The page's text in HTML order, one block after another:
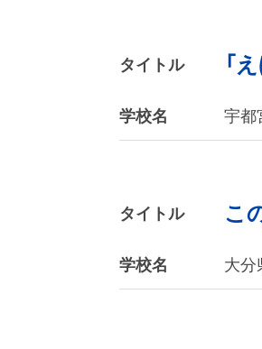
タイトル 「
学校名 宇都
タイトル こ
学校名 大分